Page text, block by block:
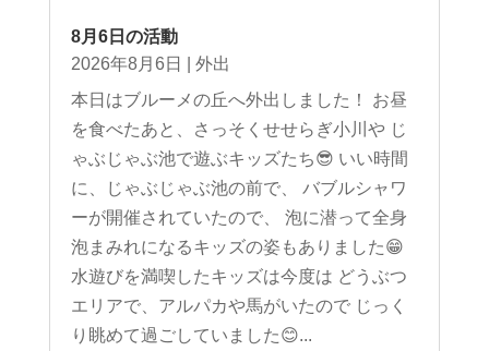
8月6日の活動
2026年8月6日
外出
本日はブルーメの丘へ外出しました！ お昼
を食べたあと、さっそくせせらぎ小川や じ
ゃぶじゃぶ池で遊ぶキッズたち😎 いい時間
に、じゃぶじゃぶ池の前で、 バブルシャワ
ーが開催されていたので、 泡に潜って全身
泡まみれになるキッズの姿もありました😁
水遊びを満喫したキッズは今度は どうぶつ
エリアで、アルパカや馬がいたので じっく
り眺めて過ごしていました😊...